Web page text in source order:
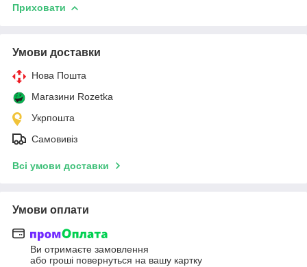
Приховати
Умови доставки
Нова Пошта
Магазини Rozetka
Укрпошта
Самовивіз
Всі умови доставки
Умови оплати
Ви отримаєте замовлення
або гроші повернуться на вашу картку